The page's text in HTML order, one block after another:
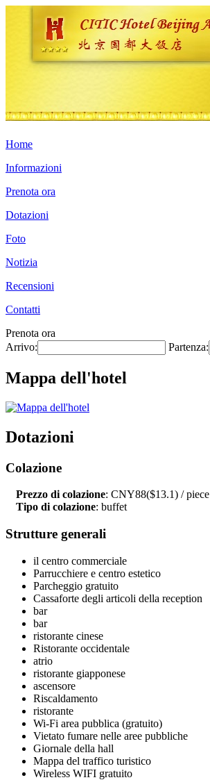
Home
Informazioni
Prenota ora
Dotazioni
Foto
Notizia
Recensioni
Contatti
Prenota ora
Arrivo:
Partenza:
Mappa dell'hotel
Dotazioni
Colazione
Prezzo di colazione: CNY88($13.1) / piece
Tipo di colazione: buffet
Strutture generali
il centro commerciale
Parrucchiere e centro estetico
Parcheggio gratuito
Cassaforte degli articoli della reception
bar
bar
ristorante cinese
Ristorante occidentale
atrio
ristorante giapponese
ascensore
Riscaldamento
ristorante
Wi-Fi area pubblica (gratuito)
Vietato fumare nelle aree pubbliche
Giornale della hall
Mappa del traffico turistico
Wireless WIFI gratuito